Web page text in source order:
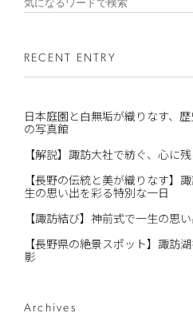
RECENT ENTRY
日本庭園と白無垢が織りなす、
の写真館
【解説】諏訪大社で紡ぐ、心に
【長野の伝統と美が織りなす
生の思い出を彩る特別な一日
【諏訪結び】神前式で一生の思
【長野県の絶景スポット】諏訪
影
Archives